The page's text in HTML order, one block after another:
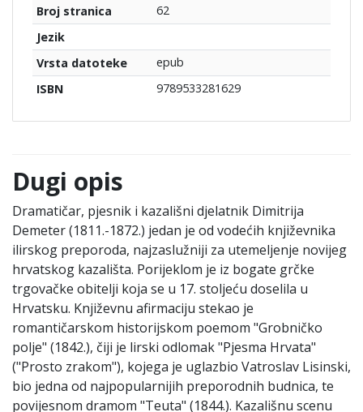
Broj stranica
62
Jezik
Vrsta datoteke
epub
ISBN
9789533281629
Dugi opis
Dramatičar, pjesnik i kazališni djelatnik Dimitrija
Demeter (1811.-1872.) jedan je od vodećih književnika
ilirskog preporoda, najzaslužniji za utemeljenje novijeg
hrvatskog kazališta. Porijeklom je iz bogate grčke
trgovačke obitelji koja se u 17. stoljeću doselila u
Hrvatsku. Književnu afirmaciju stekao je
romantičarskom historijskom poemom "Grobničko
polje" (1842.), čiji je lirski odlomak "Pjesma Hrvata"
("Prosto zrakom"), kojega je uglazbio Vatroslav Lisinski,
bio jedna od najpopularnijih preporodnih budnica, te
povijesnom dramom "Teuta" (1844.). Kazališnu scenu